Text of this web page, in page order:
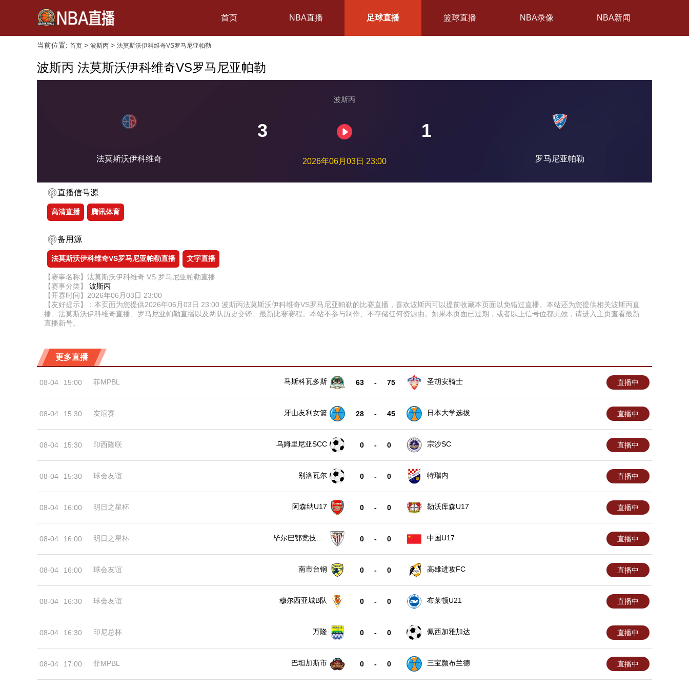
首页 NBA直播 足球直播 篮球直播 NBA录像 NBA新闻
当前位置: 首页 > 波斯丙 > 法莫斯沃伊科维奇VS罗马尼亚帕勒
波斯丙 法莫斯沃伊科维奇VS罗马尼亚帕勒
法莫斯沃伊科维奇
波斯丙
3 1
2026年06月03日 23:00 罗马尼亚帕勒
直播信号源
高清直播 腾讯体育
备用源
法莫斯沃伊科维奇VS罗马尼亚帕勒直播 文字直播
【赛事名称】法莫斯沃伊科维奇 VS 罗马尼亚帕勒直播
【赛事分类】 波斯丙
【开赛时间】2026年06月03日 23:00
【友好提示】：本页面为您提供2026年06月03日 23:00 波斯丙法莫斯沃伊科维奇VS罗马尼亚帕勒的比赛直播，喜欢波斯丙可以提前收藏本页面以免错过直播。本站还为您提供相关波斯丙直
播、法莫斯沃伊科维奇直播、罗马尼亚帕勒直播以及两队历史交锋、最新比赛赛程。本站不参与制作、不存储任何资源由。如果本页面已过期，或者以上信号位都无效，请进入主页查看最新
直播新号。
更多直播
08-04 15:00 菲MPBL 马斯科瓦多斯 63 - 75 圣胡安骑士 直播中
08-04 15:30 友谊赛 牙山友利女篮 28 - 45
日本大学选拔队
直播中
08-04 15:30 印西隆联 乌姆里尼亚SCC 0 - 0 宗沙SC 直播中
08-04 15:30 球会友谊 别洛瓦尔 0 - 0 特瑞内 直播中
08-04 16:00 明日之星杯 阿森纳U17 0 - 0 勒沃库森U17 直播中
08-04 16:00 明日之星杯
毕尔巴鄂竞技U1
0 - 0 中国U17 直播中
08-04 16:00 球会友谊 南市台钢 0 - 0 高雄进攻FC 直播中
08-04 16:30 球会友谊 穆尔西亚城B队 0 - 0 布莱顿U21 直播中
08-04 16:30 印尼总杯 万隆 0 - 0 佩西加雅加达 直播中
08-04 17:00 菲MPBL 巴坦加斯市 0 - 0 三宝颜布兰德 直播中